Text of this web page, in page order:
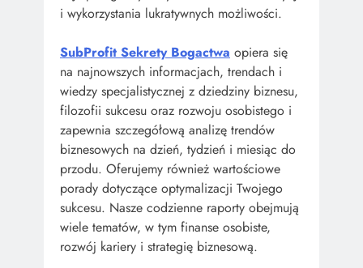
i wykorzystania lukratywnych możliwości.
SubProfit Sekrety Bogactwa opiera się
na najnowszych informacjach, trendach i
wiedzy specjalistycznej z dziedziny biznesu,
filozofii sukcesu oraz rozwoju osobistego i
zapewnia szczegółową analizę trendów
biznesowych na dzień, tydzień i miesiąc do
przodu. Oferujemy również wartościowe
porady dotyczące optymalizacji Twojego
sukcesu. Nasze codzienne raporty obejmują
wiele tematów, w tym finanse osobiste,
rozwój kariery i strategię biznesową.